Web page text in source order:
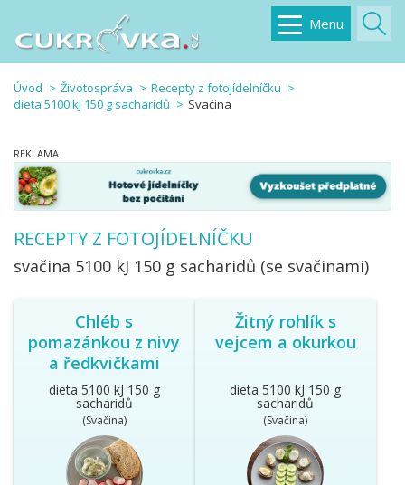
Menu
Úvod Životospráva
Recepty z fotojídelníčku
dieta 5100 kJ 150 g sacharidů
Svačina
RECEPTY Z FOTOJÍDELNÍČKU
svačina 5100 kJ 150 g sacharidů (se svačinami)
Chléb s
pomazánkou z nivy
a ředkvičkami
dieta 5100 kJ 150 g
sacharidů
(Svačina)
Žitný rohlík s
vejcem a okurkou
dieta 5100 kJ 150 g
sacharidů
(Svačina)